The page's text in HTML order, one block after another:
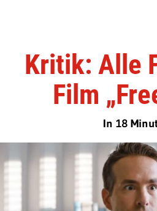
Kritik: Alle
Film
In 18